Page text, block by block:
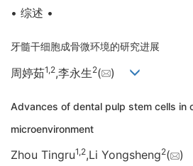
• 综述 •
牙髓干细胞成骨微环境的研究进展
周婷茹1,2,李永生2( )
Advances of dental pulp stem cells in
microenvironment
Zhou Tingru1,2,Li Yongsheng2( )